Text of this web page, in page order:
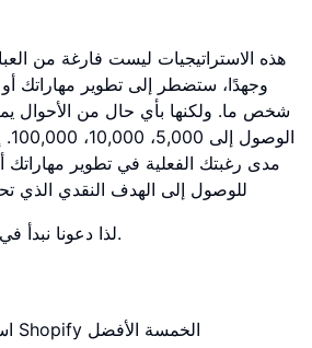
هذه الاستراتيجيات ليست فارغة من
وجهدًا، ستضطر إلى تطوير مهاراتك أو
شخص ما. ولكنها بأي حال من الأحوال
مدى رغبتك الفعلية في تطوير
للوصول إلى الهدف النقدي الذي
لذا دعونا نبدأ في الاستراتيجية الأولى.